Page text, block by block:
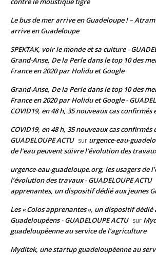
Le bus de mer arrive en Guadeloupe ! – Atram
arrive en Guadeloupe
SPEKTAK, voir le monde et sa culture -
Grand-Anse, De la Perle dans le top 10 des
France en 2020 par Holidu et Google
Grand-Anse, De la Perle dans le top 10 des
France en 2020 par Holidu et Google -
COVID19, en 48 h, 35 nouveaux cas confirmés
COVID19, en 48 h, 35 nouveaux cas confirmés
GUADELOUPE ACTU sur urgence-eau-
de l’eau peuvent suivre l’évolution des
urgence-eau-guadeloupe.org, les usagers de
l’évolution des travaux - GUADELOUPE ACTU
apprenantes, un dispositif dédié aux jeunes
Les « Colos apprenantes », un dispositif dédié
Guadeloupéens - GUADELOUPE ACTU sur
guadeloupéenne au service de l’agriculture
Myditek, une startup guadeloupéenne au